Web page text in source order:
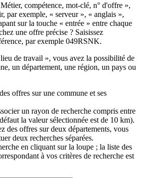
compétence, mot-clé, n° d'offre »,
par exemple, « serveur », « anglais »,
sur la touche « entrée » entre chaque
une offre précise ? Saisissez
par exemple 049RSNK.
de travail », vous avez la possibilité de
un département, une région, un pays ou
offres sur une commune et ses
un rayon de recherche compris entre
la valeur sélectionnée est de 10 km).
des offres sur deux départements, vous
deux recherches séparées.
en cliquant sur la loupe ; la liste des
à vos critères de recherche est